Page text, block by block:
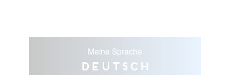
Meine Sprache
Deutsch